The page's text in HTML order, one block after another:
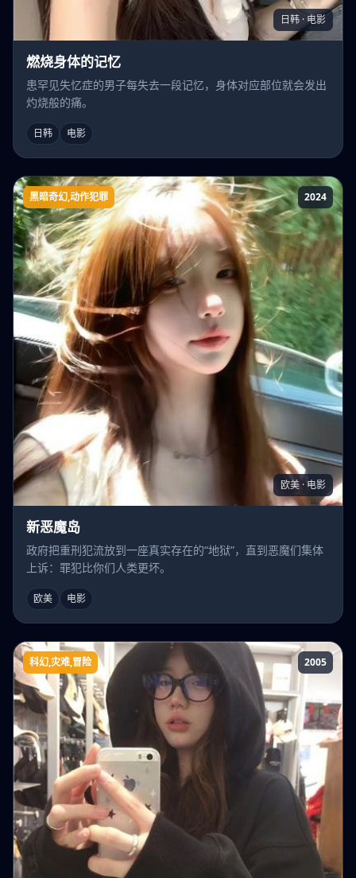
日韩 · 电影
燃烧身体的记忆
患罕见失忆症的男子每失去一段记忆，身体对应部位就会发出
灼烧般的痛。
日韩 电影
新恶魔岛
黑暗奇幻,动作犯罪 2024
欧美 · 电影
新恶魔岛
政府把重刑犯流放到一座真实存在的“地狱”，直到恶魔们集体
上诉：罪犯比你们人类更坏。
欧美 电影
普利茅斯
科幻,灾难,冒险 2005